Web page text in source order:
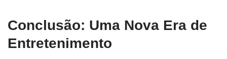
Conclusão: Uma Nova Era de
Entretenimento